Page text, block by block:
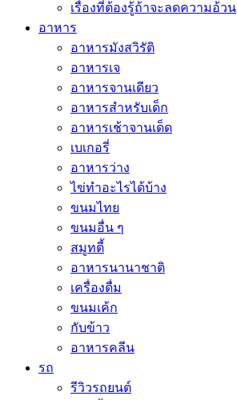
เรื่องที่ต้องรู้ถ้าจะลดความอ้วน
อาหาร
อาหารมังสวิรัติ
อาหารเจ
อาหารจานเดียว
อาหารสำหรับเด็ก
อาหารเช้าจานเด็ด
เบเกอรี่
อาหารว่าง
ไข่ทำอะไรได้บ้าง
ขนมไทย
ขนมอื่น ๆ
สมูทตี้
อาหารนานาชาติ
เครื่องดื่ม
ขนมเค้ก
กับข้าว
อาหารคลีน
รถ
รีวิวรถยนต์